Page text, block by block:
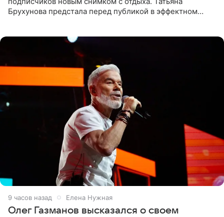
Брухунова предстала перед публикой в эффектном
9 часов назад Елена Нужная
Олег Газманов высказался о своем